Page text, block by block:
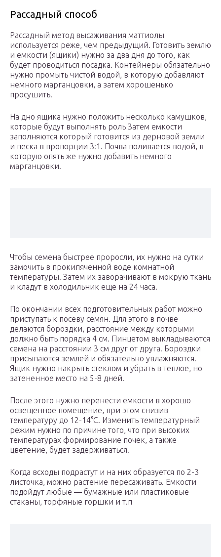
Рассадный способ
Рассадный метод высаживания маттиолы
используется реже, чем предыдущий. Готовить землю
и емкости (ящики) нужно за два дня до того, как
будет проводиться посадка. Контейнеры обязательно
нужно промыть чистой водой, в которую добавляют
немного марганцовки, а затем хорошенько
просушить.
На дно ящика нужно положить несколько камушков,
которые будут выполнять роль Затем емкости
заполняются который готовится из дерновой земли
и песка в пропорции 3:1. Почва поливается водой, в
которую опять же нужно добавить немного
марганцовки.
Чтобы семена быстрее проросли, их нужно на сутки
замочить в прокипяченной воде комнатной
температуры. Затем их заворачивают в мокрую ткань
и кладут в холодильник еще на 24 часа.
По окончании всех подготовительных работ можно
приступать к посеву семян. Для этого в почве
делаются бороздки, расстояние между которыми
должно быть порядка 4 см. Пинцетом выкладываются
семена на расстоянии 3 см друг от друга. Бороздки
присыпаются землей и обязательно увлажняются.
Ящик нужно накрыть стеклом и убрать в теплое, но
затененное место на 5-8 дней.
После этого нужно перенести емкости в хорошо
освещенное помещение, при этом снизив
температуру до 12-14°С. Изменить температурный
режим нужно по причине того, что при высоких
температурах формирование почек, а также
цветение, будет задерживаться.
Когда всходы подрастут и на них образуется по 2-3
листочка, можно растение пересаживать. Емкости
подойдут любые — бумажные или пластиковые
стаканы, торфяные горшки и т.п